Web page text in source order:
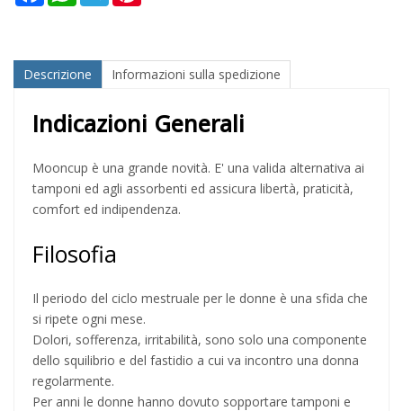
Descrizione Informazioni sulla spedizione
Indicazioni Generali
Mooncup è una grande novità. E' una valida alternativa ai
tamponi ed agli assorbenti ed assicura libertà, praticità,
comfort ed indipendenza.
Filosofia
Il periodo del ciclo mestruale per le donne è una sfida che
si ripete ogni mese.
Dolori, sofferenza, irritabilità, sono solo una componente
dello squilibrio e del fastidio a cui va incontro una donna
regolarmente.
Per anni le donne hanno dovuto sopportare tamponi e